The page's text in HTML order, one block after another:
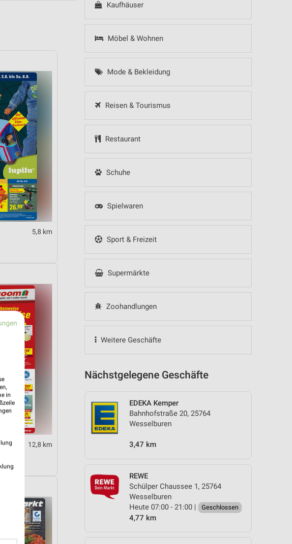
Kaufhäuser
Möbel & Wohnen
Mode & Bekleidung
Reisen & Tourismus
Restaurant
Schuhe
Spielwaren
Sport & Freizeit
Supermärkte
Zoohandlungen
Weitere Geschäfte
Nächstgelegene Geschäfte
EDEKA Kemper
Bahnhofstraße 20, 25764
Wesselburen
3,47 km
REWE
Schülper Chaussee 1, 25764
Wesselburen
Heute 07:00 - 21:00 |
Geschlossen
4,77 km
5,8 km
12,8 km
in